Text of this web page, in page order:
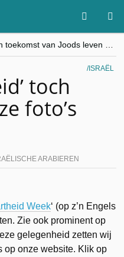
“Besnijdenisdebat toont hoe moeilijk seculiere Westen minderheden begrijpt”, Jinnih Beels (Vooruit)
CITYTRIP | ROEMENIË – Boekarest: de verrassing van Oost-Europa
ISRAËL
toch
foto’s
ARABIEREN
Week‘ (op z’n Engels
Zie ook prominent op
gelegenheid zetten wij
op onze website. Klik op